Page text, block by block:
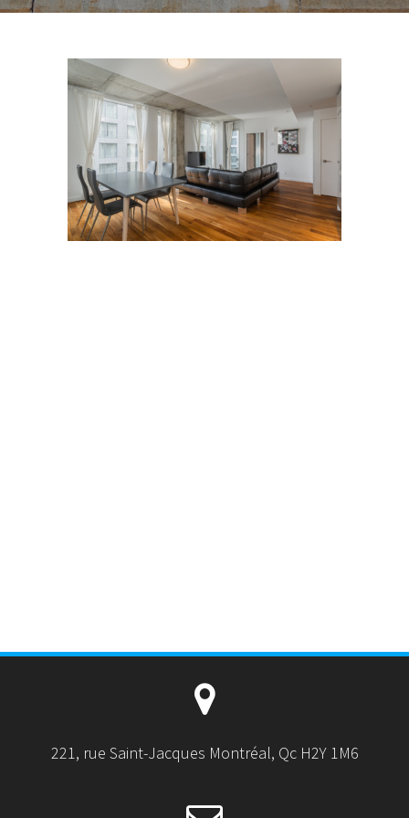
221, rue Saint-Jacques Montréal, Qc H2Y 1M6